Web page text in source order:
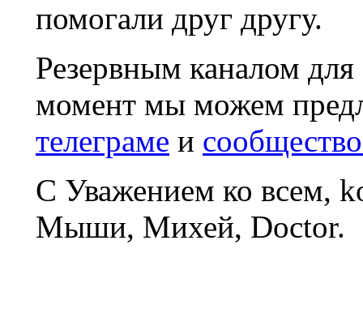
помогали друг другу.
Резервным каналом
момент мы можем
телеграме и
С Уважением ко всем,
Мыши, Михей, Doctor.